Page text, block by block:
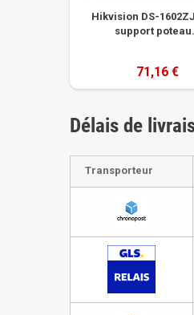
Hikvision DS-
support
71,16 €
Délais de
Transporteur